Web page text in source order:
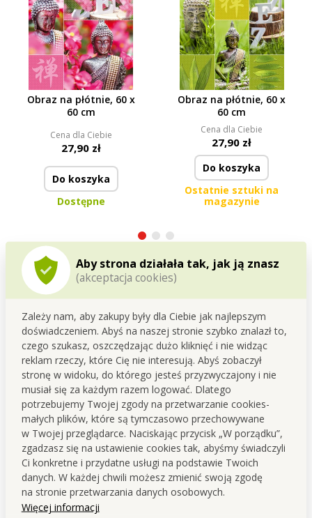
Aby strona działała tak, jak ją znasz
(akceptacja cookies)
Zależy nam, aby zakupy były dla Ciebie jak najlepszym
doświadczeniem. Abyś na naszej stronie szybko znalazł to,
czego szukasz, oszczędzając dużo kliknięć i nie widząc
reklam rzeczy, które Cię nie interesują. Abyś zobaczył
stronę w widoku, do którego jesteś przyzwyczajony i nie
musiał się za każdym razem logować. Dlatego
potrzebujemy Twojej zgody na przetwarzanie cookies-
małych plików, które są tymczasowo przechowywane
w Twojej przeglądarce. Naciskając przycisk „W porządku”,
zgadzasz się na ustawienie cookies tak, abyśmy świadczyli
Ci konkretne i przydatne usługi na podstawie Twoich
danych. W każdej chwili możesz zmienić swoją zgodę
na stronie przetwarzania danych osobowych.
Więcej informacji
Obraz na płótnie, 60 x
60 cm
Cena dla Ciebie
27,90 zł
Do koszyka
Dostępne
Obraz na płótnie, 60 x
60 cm
Cena dla Ciebie
27,90 zł
Do koszyka
Ostatnie sztuki na
magazynie
Szczegółowy opis
Elegancki biały matowy łańcuch do świątecznych
dekoracji (choinka i przyozdobienie).
Elegancki biały matowy łańcuch do świątecznych dekoracji
(choinka i przyozdobienie).
Długość ok. 200 cm.
Producent / Importer: Vaše Dedra s. r. o., Podhradní 69,
Česká Skalice, Republika Czeska
Kontakt